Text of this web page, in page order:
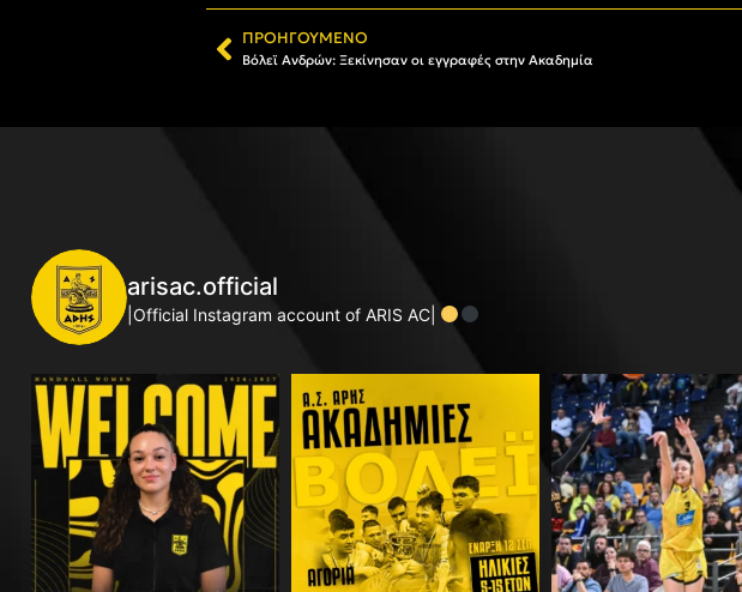
ΠΡΟΗΓΟΎΜΕΝΟ
Βόλεϊ Ανδρών: Ξεκίνησαν οι εγγραφές στην Ακαδημία
arisac.official
|Official Instagram account of ARIS AC|